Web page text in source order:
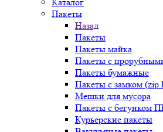
Пакеты
Назад
Пакеты
Пакеты майка
Пакеты с
Пакеты бумажные
Пакеты с замком (zip
Мешки для мусора
Пакеты с бегунком
Курьерские пакеты